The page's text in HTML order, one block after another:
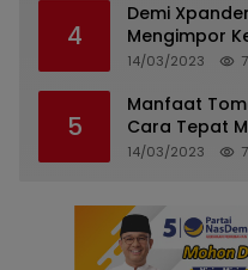
4
Demi
Mengimpor
14/03/2023
5
Manfaat
Cara Tepat
14/03/2023